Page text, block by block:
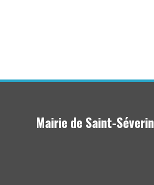
Mairie de Saint-Séverin